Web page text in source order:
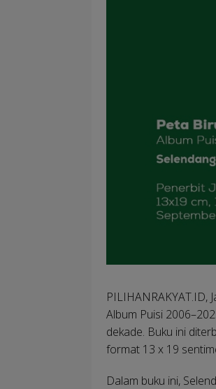
PILIHANRAKYAT.ID,
Album Puisi
dekade. Buku ini
format 13 x 19
Dalam buku ini,